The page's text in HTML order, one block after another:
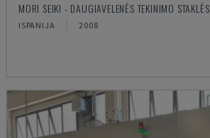
MORI SEIKI - DAUGIAVELENĖS TEKINIMO STAKLĖS
ISPANIJA 2008